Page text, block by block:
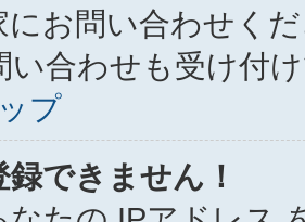
にお問い合わせく
い合わせも受け付
プ
できません！